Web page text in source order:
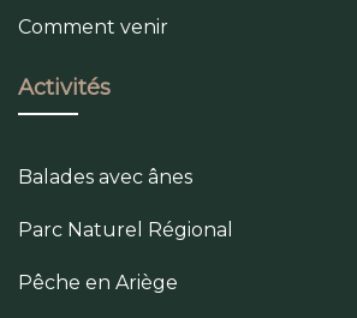
Comment venir
Activités
Balades avec ânes
Parc Naturel Régional
Pêche en Ariège